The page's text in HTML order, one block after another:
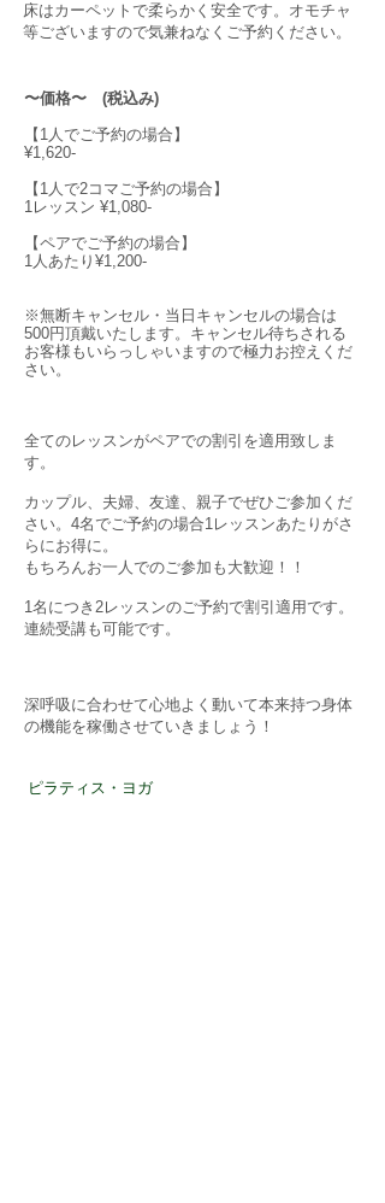
床はカーペットで柔らかく安全です。オモチャ
等ございますので気兼ねなくご予約ください。
〜価格〜 (税込み)
【1人でご予約の場合】
¥1,620-
【1人で2コマご予約の場合】
1レッスン ¥1,080-
【ペアでご予約の場合】
1人あたり¥1,200-
※無断キャンセル・当日キャンセルの場合は
500円頂戴いたします。キャンセル待ちされる
お客様もいらっしゃいますので極力お控えくだ
さい。
全てのレッスンがペアでの割引を適用致しま
す。
カップル、夫婦、友達、親子でぜひご参加くだ
さい。4名でご予約の場合1レッスンあたりがさ
らにお得に。
もちろんお一人でのご参加も大歓迎！！
1名につき2レッスンのご予約で割引適用です。
連続受講も可能です。
深呼吸に合わせて心地よく動いて本来持つ身体
の機能を稼働させていきましょう！
ピラティス・ヨガ